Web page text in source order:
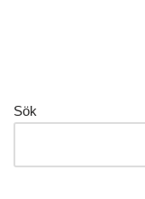
Sök